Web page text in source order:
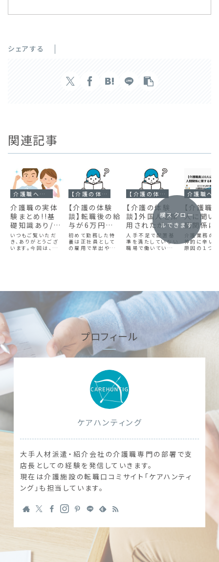
シェアする
関連記事
介護職への転職・就職
介護職の実体
験まとめ!!基
礎知識あり/介
護士の魅力や
業界の今後っ
て？
いつもご覧いただ
き、ありがとうござ
います。今回は、介
やシフト・現役介護
士にしたやりがいイ
ンタビューの内容・
介護業界の今後を
お伝えします...
【介護の体験談】転職
【介護の体験
談】転職後の給
与が6万円も
下がりました
初めて勤務した特
養は正社員として
の雇用で早出や遅
の多さであると思い
ますので、焦らずに
自分の条件に合っ
た職場を見つけて
いただきたいとおも
います。
【介護の体験談】業務内容
【介護の体験
談】外国人を採
用されたが人
手不足が解決
できない
人手不足で配置基
準を満たしていない
職場で働いていた
用者さんからする
と、環境的にかなり
変化があり、不穏に
なられる方も多くい
るので、結果、日本
人スタッフの過重労
がりにくいという悩
みがありました。
【介護職
人に聞い
間関係に
る転職口
介護業務の
神的に辛い
原因の１つ
人の悪い口
人に分けて
します。実際
ことが出来
や介護職の
聞くことは
思います。最
とめました。
横スクロー
ルできます
プロフィール
ケアハンティング
大手人材派遣・紹介会社の介護職専門の部署で支
店長としての経験を発信していきます。
現在は介護施設の転職口コミサイト「ケアハンティ
ング」も担当しています。